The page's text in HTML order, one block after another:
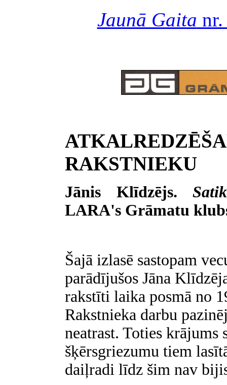
Jaunā Gaita
RAKSTNIEKU
Jānis Klīdzējs.
LARA's Grāmatu
Šajā izlasē sastopam
parādījušos Jāna
rakstīti laika posmā no
Rakstnieka darbu
neatrast. Toties
šķērsgriezumu tiem
daiļradi līdz šim nav